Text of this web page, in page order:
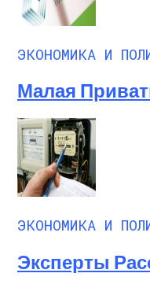
ЭКОНОМИКА И
Малая
ЭКОНОМИКА И
Эксперты